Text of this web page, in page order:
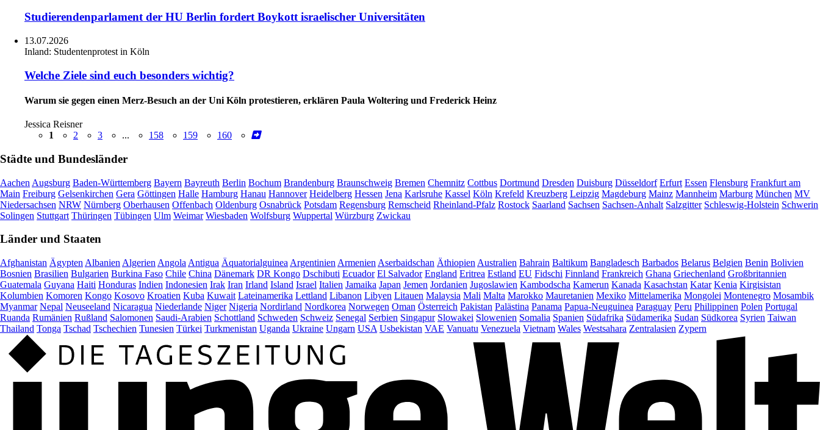
Studierendenparlament der HU Berlin fordert Boykott israelischer Universitäten
13.07.2026
Inland: Studentenprotest in Köln
Welche Ziele sind euch besonders wichtig?
Warum sie gegen einen Merz-Besuch an der Uni Köln protestieren, erklären Paula Woltering und Frederick Heinz
Jessica Reisner
1
2 3 ... 158 159 160
Städte und Bundesländer
Aachen Augsburg Baden-Württemberg Bayern Bayreuth Berlin Bochum Brandenburg Braunschweig Bremen Chemnitz Cottbus Dortmund Dresden Duisburg Düsseldorf Erfurt Essen Flensburg Frankfurt am
Main Freiburg Gelsenkirchen Gera Göttingen Halle Hamburg Hanau Hannover Heidelberg Hessen Jena Karlsruhe Kassel Köln Krefeld Kreuzberg Leipzig Magdeburg Mainz Mannheim Marburg München MV
Niedersachsen NRW Nürnberg Oberhausen Offenbach Oldenburg Osnabrück Potsdam Regensburg Remscheid Rheinland-Pfalz Rostock Saarland Sachsen Sachsen-Anhalt Salzgitter Schleswig-Holstein Schwerin
Solingen Stuttgart Thüringen Tübingen Ulm Weimar Wiesbaden Wolfsburg Wuppertal Würzburg Zwickau
Länder und Staaten
Afghanistan Ägypten Albanien Algerien Angola Antigua Äquatorialguinea Argentinien Armenien Aserbaidschan Äthiopien Australien Bahrain Baltikum Bangladesch Barbados Belarus Belgien Benin Bolivien
Bosnien Brasilien Bulgarien Burkina Faso Chile China Dänemark DR Kongo Dschibuti Ecuador El Salvador England Eritrea Estland EU Fidschi Finnland Frankreich Ghana Griechenland Großbritannien
Guatemala Guyana Haiti Honduras Indien Indonesien Irak Iran Irland Island Israel Italien Jamaika Japan Jemen Jordanien Jugoslawien Kambodscha Kamerun Kanada Kasachstan Katar Kenia Kirgisistan
Kolumbien Komoren Kongo Kosovo Kroatien Kuba Kuwait Lateinamerika Lettland Libanon Libyen Litauen Malaysia Mali Malta Marokko Mauretanien Mexiko Mittelamerika Mongolei Montenegro Mosambik
Myanmar Nepal Neuseeland Nicaragua Niederlande Niger Nigeria Nordirland Nordkorea Norwegen Oman Österreich Pakistan Palästina Panama Papua-Neuguinea Paraguay Peru Philippinen Polen Portugal
Ruanda Rumänien Rußland Salomonen Saudi-Arabien Schottland Schweden Schweiz Senegal Serbien Singapur Slowakei Slowenien Somalia Spanien Südafrika Südamerika Sudan Südkorea Syrien Taiwan
Thailand Tonga Tschad Tschechien Tunesien Türkei Turkmenistan Uganda Ukraine Ungarn USA Usbekistan VAE Vanuatu Venezuela Vietnam Wales Westsahara Zentralasien Zypern